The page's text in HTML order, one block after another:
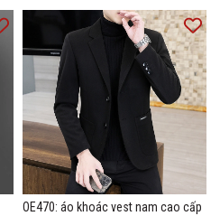
OE470: áo khoác vest nam cao cấp